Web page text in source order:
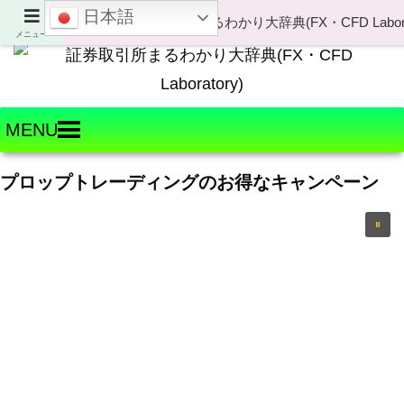
Welcome to FX・CFD Laboratory!
MENU
プロップトレーディングのお得なキャンペーン
メニュー
日本語